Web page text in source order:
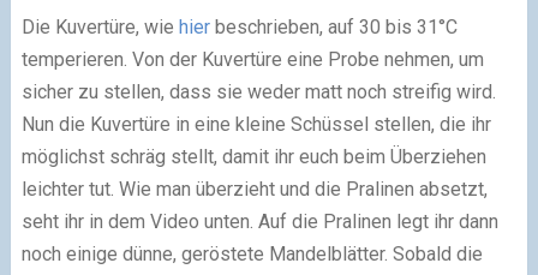
Die Kuvertüre, wie hierbeschrieben, auf 30 bis 31°C
temperieren. Von der Kuvertüre eine Probe nehmen, um
sicher zu stellen, dass sie weder matt noch streifig wird.
Nun die Kuvertüre in eine kleine Schüssel stellen, die ihr
möglichst schräg stellt, damit ihr euch beim Überziehen
leichter tut. Wie man überzieht und die Pralinen absetzt,
seht ihr in dem Video unten. Auf die Pralinen legt ihr dann
noch einige dünne, geröstete Mandelblätter. Sobald die